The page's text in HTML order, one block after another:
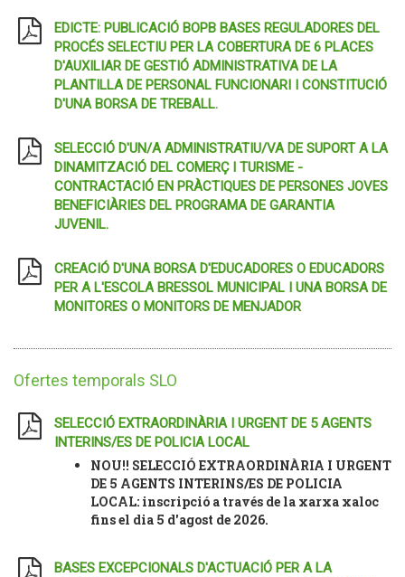
EDICTE: PUBLICACIÓ BOPB BASES REGULADORES DEL
PROCÉS SELECTIU PER LA COBERTURA DE 6 PLACES
D'AUXILIAR DE GESTIÓ ADMINISTRATIVA DE LA
PLANTILLA DE PERSONAL FUNCIONARI I CONSTITUCIÓ
D'UNA BORSA DE TREBALL.
SELECCIÓ D'UN/A ADMINISTRATIU/VA DE SUPORT A LA
DINAMITZACIÓ DEL COMERÇ I TURISME -
CONTRACTACIÓ EN PRÀCTIQUES DE PERSONES JOVES
BENEFICIÀRIES DEL PROGRAMA DE GARANTIA
JUVENIL.
CREACIÓ D'UNA BORSA D'EDUCADORES O EDUCADORS
PER A L'ESCOLA BRESSOL MUNICIPAL I UNA BORSA DE
MONITORES O MONITORS DE MENJADOR
Ofertes temporals SLO
SELECCIÓ EXTRAORDINÀRIA I URGENT DE 5 AGENTS
INTERINS/ES DE POLICIA LOCAL
NOU!! SELECCIÓ EXTRAORDINÀRIA I URGENT
DE 5 AGENTS INTERINS/ES DE POLICIA
LOCAL: inscripció a través de la xarxa xaloc
fins el dia 5 d'agost de 2026.
BASES EXCEPCIONALS D'ACTUACIÓ PER A LA